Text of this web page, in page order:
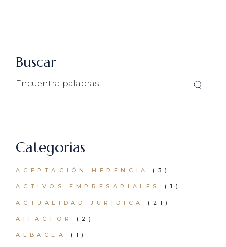
Buscar
Search
Categorias
ACEPTACIÓN HERENCIA (3)
ACTIVOS EMPRESARIALES (1)
ACTUALIDAD JURÍDICA (21)
AIFACTOR (2)
ALBACEA (1)